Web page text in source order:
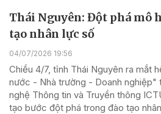
Thái Nguyên: Đột phá mô
tạo nhân lực số
04/07/2026 19:56
Chiều 4/7, tỉnh Thái Nguyên ra mắt
nước - Nhà trường - Doanh nghiệp"
nghệ Thông tin và Truyền thông
tạo bước đột phá trong đào tạo